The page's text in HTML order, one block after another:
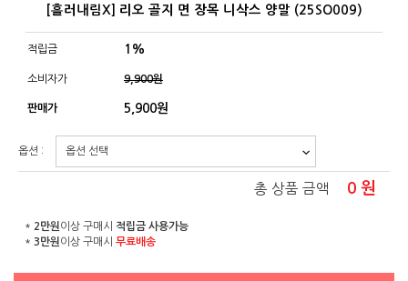
[흘러내림X] 리오 골지 면 장목 니삭스 양말 (25SO009)
적립금 1%
소비자가 9,900원
판매가 5,900원
옵션 :
총 상품 금액 0 원
* 2만원 이상 구매시 적립금 사용가능
* 3만원 이상 구매시 무료배송